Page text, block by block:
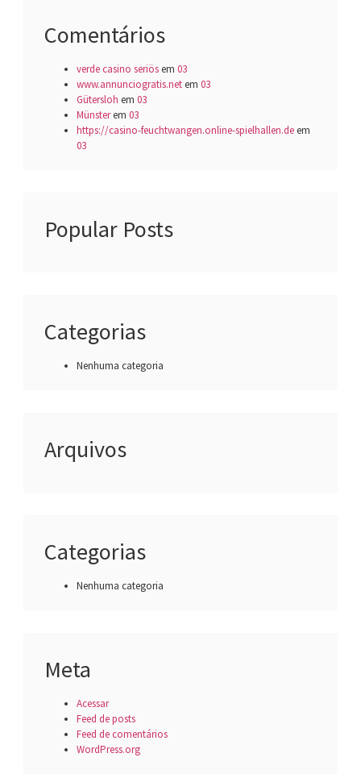
Comentários
verde casino seriösem 03
www.annunciogratis.netem 03
Gütersloh em 03
Münsterem 03
https://casino-feuchtwangen.online-spielhallen.deem
03
Popular Posts
Categorias
Nenhuma categoria
Arquivos
Categorias
Nenhuma categoria
Meta
Acessar
Feed de posts
Feed de comentários
WordPress.org